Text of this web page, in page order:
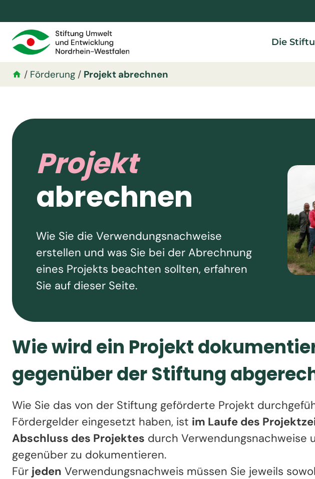
Die
/ Förderung / Projekt abrechnen
Projekt
abrechnen
Wie Sie die Verwendungsnachweise
erstellen und was Sie bei der Abrechnung
eines Projekts beachten sollten, erfahren
Sie auf dieser Seite.
Wie wird ein Projekt
gegenüber der Stiftung
Wie Sie das von der Stiftung geförderte Projekt
Fördergelder eingesetzt haben, ist im Laufe des
Abschluss des Projektes durch Verwendungsnachweise
gegenüber zu dokumentieren.
Für jeden Verwendungsnachweis müssen Sie jeweils